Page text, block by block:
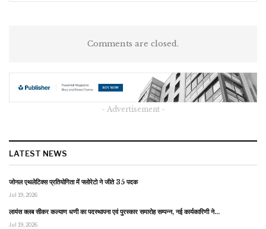
Comments are closed.
- Advertisement -
LATEST NEWS
जोनल एथलेटिक्स प्रतियोगिता में फ्लोरेटो ने जीते 35 पदक
Jul 19, 2026
लायंस क्लब सीकर कल्याण धणी का पदस्थापना एवं पुरस्कार समारोह सम्पन्न, नई कार्यकारिणी ने…
Jul 19, 2026